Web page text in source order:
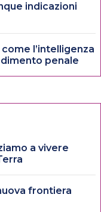
indicazioni
l’intelligenza
penale
a vivere
frontiera